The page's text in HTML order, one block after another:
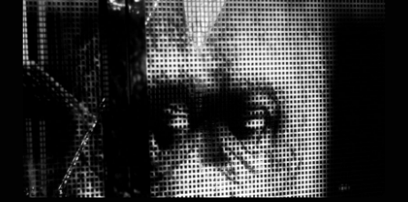
Moi Singe
Januibe Tejera